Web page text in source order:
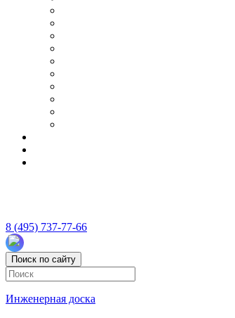
8 (495) 737-77-66
Поиск по сайту
Инженерная доска